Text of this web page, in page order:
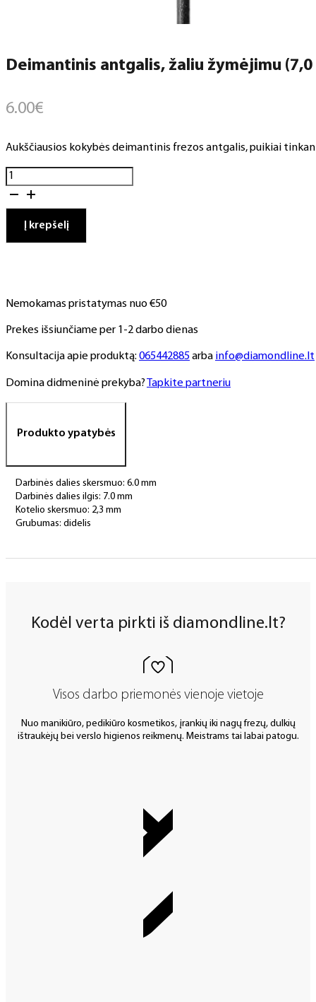
Deimantinis antgalis, žaliu žymėjimu (7,0
6.00€
Aukščiausios kokybės deimantinis frezos antgalis, puikiai
produkto
kiekis:
antgalis,
žaliu
Į krepšelį
Nemokamas pristatymas nuo €50
Prekes išsiunčiame per 1-2 darbo dienas
Konsultacija apie produktą: 065442885arba info@diamondline.lt
Domina didmeninė prekyba?Tapkite partneriu
Produkto ypatybės
Darbinės dalies skersmuo: 6.0 mm
Darbinės dalies ilgis: 7.0 mm
Kotelio skersmuo: 2,3 mm
Grubumas: didelis
Kodėl verta pirkti iš diamondline.lt?
Visos darbo priemonės vienoje vietoje
Nuo manikiūro, pedikiūro kosmetikos, įrankių iki nagų frezų, dulkių
ištraukėjų bei verslo higienos reikmenų. Meistrams tai labai patogu.